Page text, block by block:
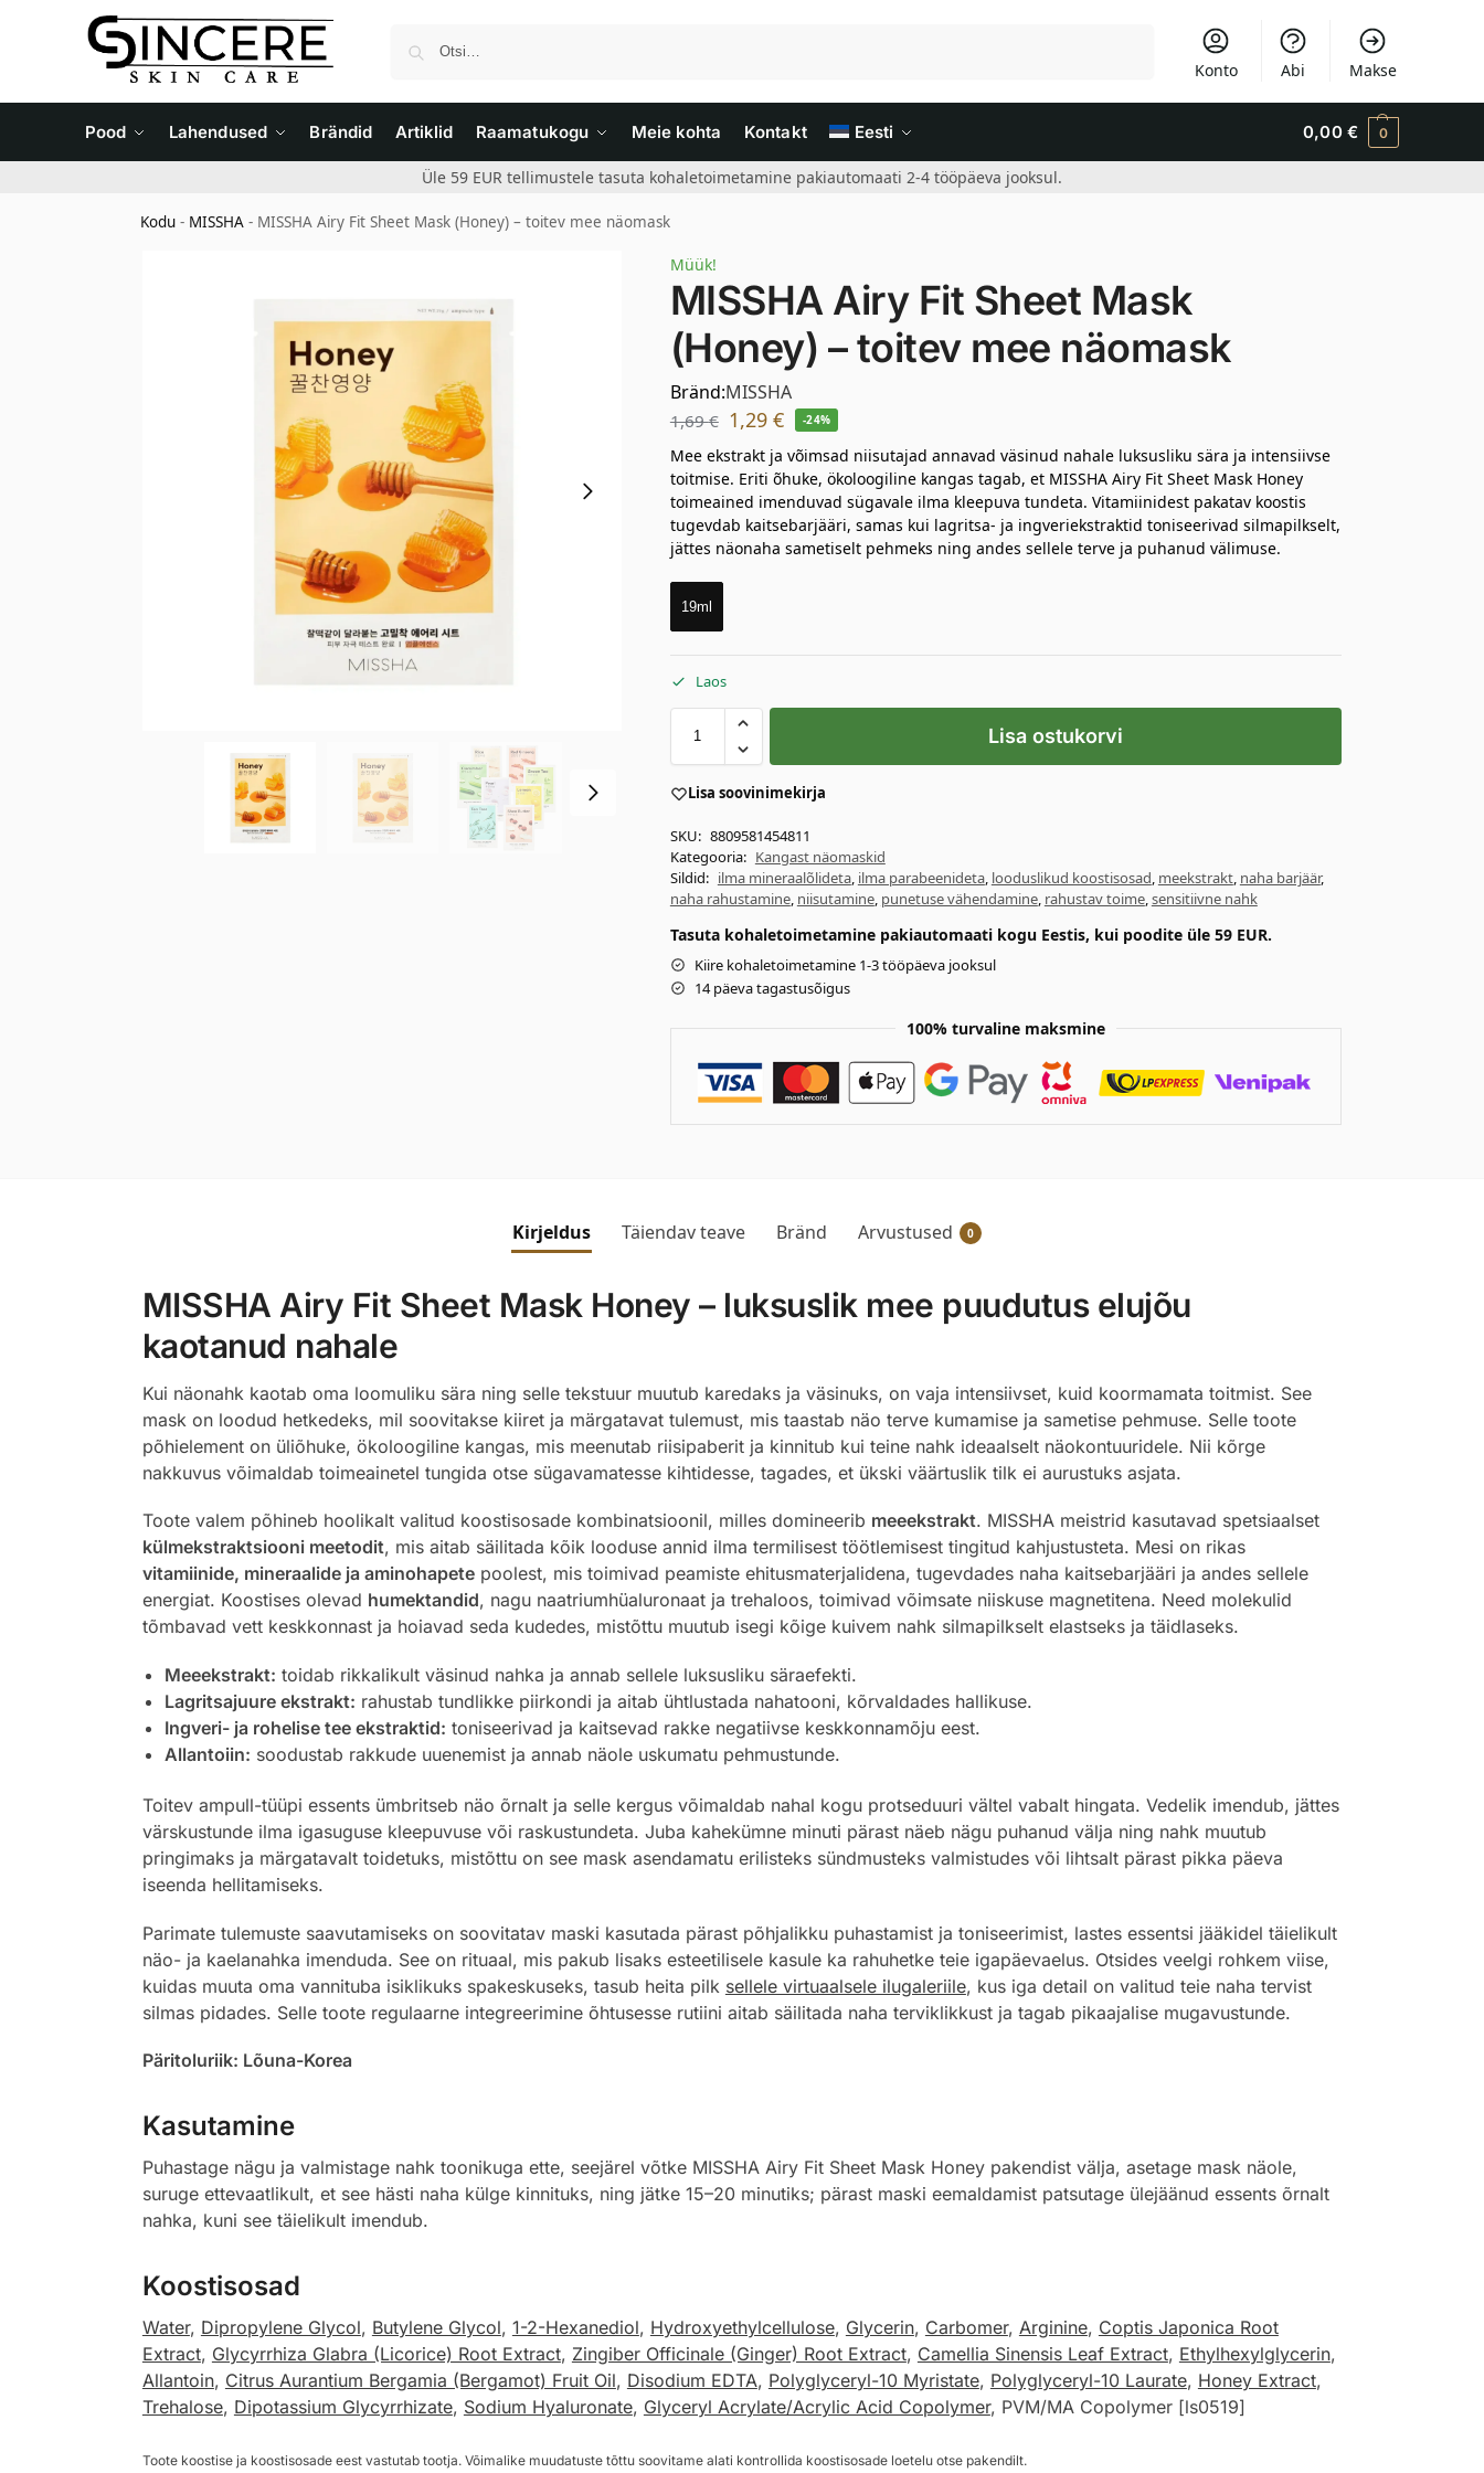
Konto Abi Makse
Pood Lahendused Brändid Artiklid Raamatukogu Meie kohta Kontakt Eesti 0,00 € 0
Üle 59 EUR tellimustele tasuta kohaletoimetamine pakiautomaati 2-4 tööpäeva jooksul.
Kodu - MISSHA - MISSHA Airy Fit Sheet Mask (Honey) – toitev mee näomask
Müük!
MISSHA Airy Fit Sheet Mask
(Honey) – toitev mee näomask
Bränd:MISSHA
1,69€ 1,29 € -24%
Mee ekstrakt ja võimsad niisutajad annavad väsinud nahale luksusliku sära ja intensiivse
toitmise. Eriti õhuke, ökoloogiline kangas tagab, et MISSHA Airy Fit Sheet Mask Honey
toimeained imenduvad sügavale ilma kleepuva tundeta. Vitamiinidest pakatav koostis
tugevdab kaitsebarjääri, samas kui lagritsa- ja ingveriekstraktid toniseerivad silmapilkselt,
jättes näonaha sametiselt pehmeks ning andes sellele terve ja puhanud välimuse.
19ml
Laos
Lisa ostukorvi
Lisa soovinimekirja
SKU: 8809581454811
Kategooria: Kangast näomaskid
Sildid: ilma mineraalõlideta, ilma parabeenideta, looduslikud koostisosad, meekstrakt, naha barjäär,
naha rahustamine, niisutamine, punetuse vähendamine, rahustav toime,sensitiivne nahk
Tasuta kohaletoimetamine pakiautomaati kogu Eestis, kui poodite üle 59 EUR.
Kiire kohaletoimetamine 1-3 tööpäeva jooksul
14 päeva tagastusõigus
100% turvaline maksmine
Kirjeldus Täiendav teave Bränd Arvustused 0
MISSHA Airy Fit Sheet Mask Honey – luksuslik mee puudutus elujõu
kaotanud nahale
Kui näonahk kaotab oma loomuliku sära ning selle tekstuur muutub karedaks ja väsinuks, on vaja intensiivset, kuid koormamata toitmist. See
mask on loodud hetkedeks, mil soovitakse kiiret ja märgatavat tulemust, mis taastab näo terve kumamise ja sametise pehmuse. Selle toote
põhielement on üliõhuke, ökoloogiline kangas, mis meenutab riisipaberit ja kinnitub kui teine nahk ideaalselt näokontuuridele. Nii kõrge
nakkuvus võimaldab toimeainetel tungida otse sügavamatesse kihtidesse, tagades, et ükski väärtuslik tilk ei aurustuks asjata.
Toote valem põhineb hoolikalt valitud koostisosade kombinatsioonil, milles domineerib meeekstrakt. MISSHA meistrid kasutavad spetsiaalset
külmekstraktsiooni meetodit, mis aitab säilitada kõik looduse annid ilma termilisest töötlemisest tingitud kahjustusteta. Mesi on rikas
vitamiinide, mineraalide ja aminohapetepoolest, mis toimivad peamiste ehitusmaterjalidena, tugevdades naha kaitsebarjääri ja andes sellele
energiat. Koostises olevad humektandid, nagu naatriumhüaluronaat ja trehaloos, toimivad võimsate niiskuse magnetitena. Need molekulid
tõmbavad vett keskkonnast ja hoiavad seda kudedes, mistõttu muutub isegi kõige kuivem nahk silmapilkselt elastseks ja täidlaseks.
Meeekstrakt: toidab rikkalikult väsinud nahka ja annab sellele luksusliku säraefekti.
Lagritsajuure ekstrakt: rahustab tundlikke piirkondi ja aitab ühtlustada nahatooni, kõrvaldades hallikuse.
Ingveri- ja rohelise tee ekstraktid: toniseerivad ja kaitsevad rakke negatiivse keskkonnamõju eest.
Allantoiin: soodustab rakkude uuenemist ja annab näole uskumatu pehmustunde.
Toitev ampull-tüüpi essents ümbritseb näo õrnalt ja selle kergus võimaldab nahal kogu protseduuri vältel vabalt hingata. Vedelik imendub, jättes
värskustunde ilma igasuguse kleepuvuse või raskustundeta. Juba kahekümne minuti pärast näeb nägu puhanud välja ning nahk muutub
pringimaks ja märgatavalt toidetuks, mistõttu on see mask asendamatu erilisteks sündmusteks valmistudes või lihtsalt pärast pikka päeva
iseenda hellitamiseks.
Parimate tulemuste saavutamiseks on soovitatav maski kasutada pärast põhjalikku puhastamist ja toniseerimist, lastes essentsi jääkidel täielikult
näo- ja kaelanahka imenduda. See on rituaal, mis pakub lisaks esteetilisele kasule ka rahuhetke teie igapäevaelus. Otsides veelgi rohkem viise,
kuidas muuta oma vannituba isiklikuks spakeskuseks, tasub heita pilk sellele virtuaalsele ilugaleriile, kus iga detail on valitud teie naha tervist
silmas pidades. Selle toote regulaarne integreerimine õhtusesse rutiini aitab säilitada naha terviklikkust ja tagab pikaajalise mugavustunde.
Päritoluriik: Lõuna-Korea
Kasutamine
Puhastage nägu ja valmistage nahk toonikuga ette, seejärel võtke MISSHA Airy Fit Sheet Mask Honey pakendist välja, asetage mask näole,
suruge ettevaatlikult, et see hästi naha külge kinnituks, ning jätke 15–20 minutiks; pärast maski eemaldamist patsutage ülejäänud essents õrnalt
nahka, kuni see täielikult imendub.
Koostisosad
Water, Dipropylene Glycol, Butylene Glycol, 1-2-Hexanediol, Hydroxyethylcellulose, Glycerin, Carbomer, Arginine, Coptis Japonica Root
Extract, Glycyrrhiza Glabra (Licorice) Root Extract, Zingiber Officinale (Ginger) Root Extract, Camellia Sinensis Leaf Extract, Ethylhexylglycerin,
Allantoin, Citrus Aurantium Bergamia (Bergamot) Fruit Oil, Disodium EDTA, Polyglyceryl-10 Myristate, Polyglyceryl-10 Laurate, Honey Extract,
Trehalose, Dipotassium Glycyrrhizate, Sodium Hyaluronate, Glyceryl Acrylate/Acrylic Acid Copolymer, PVM/MA Copolymer [ls0519]
Toote koostise ja koostisosade eest vastutab tootja. Võimalike muudatuste tõttu soovitame alati kontrollida koostisosade loetelu otse pakendilt.